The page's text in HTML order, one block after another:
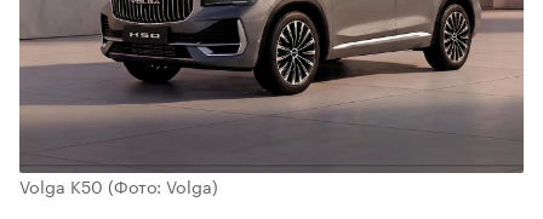
Volga K50 (Фото: Volga)